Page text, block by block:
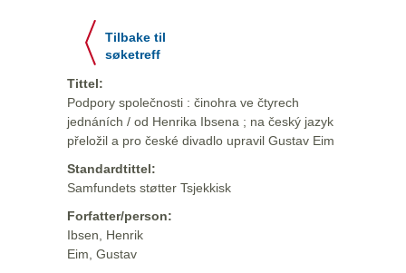
Tilbake til
søketreff
Tittel:
Podpory společnosti : činohra ve čtyrech
jednáních / od Henrika Ibsena ; na český jazyk
přeložil a pro české divadlo upravil Gustav Eim
Standardtittel:
Samfundets støtter Tsjekkisk
Forfatter/person:
Ibsen, Henrik
Eim, Gustav